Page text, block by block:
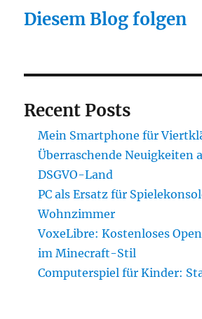
Diesem Blog folgen
Recent Posts
Mein Smartphone für
Überraschende Neuigkeiten
DSGVO-Land
PC als Ersatz für
Wohnzimmer
VoxeLibre: Kostenloses
im Minecraft-Stil
Computerspiel für Kinder: